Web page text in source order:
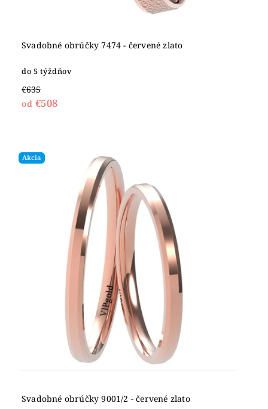
Svadobné obrúčky 7474 - červené zlato
do 5 týždňov
€635
od €508
Akcia
Svadobné obrúčky 9001/2 - červené zlato